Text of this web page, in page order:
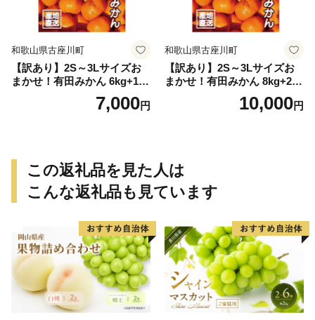
和歌山県古座川町
【訳あり】2S～3Lサイズお
まかせ！有田みかん 6kg+1kg
保証分 11月から12月下旬ま
でに順次発送致します。 / 訳
7,000円
和歌山県古座川町
【訳あり】2S～3Lサイズお
まかせ！有田みかん 8kg+2kg
保証分 11月から12月下旬ま
でに順次発送致します。 / 訳
10,000円
この返礼品を見た人は
こんな返礼品も見ています